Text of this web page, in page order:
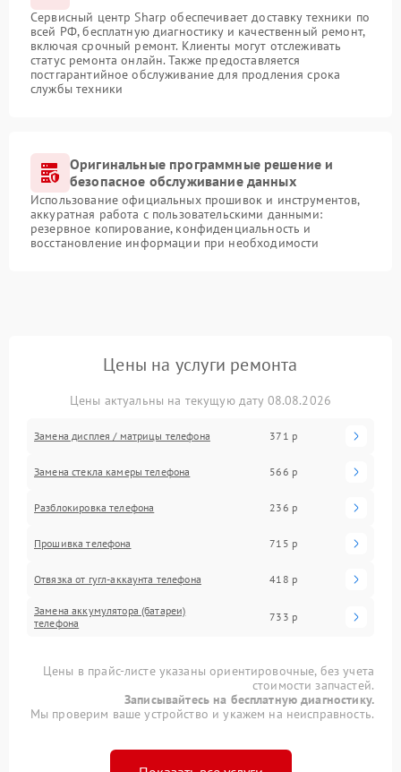
Сервисный центр Sharp обеспечивает доставку техники по
всей РФ, бесплатную диагностику и качественный ремонт,
включая срочный ремонт. Клиенты могут отслеживать
статус ремонта онлайн. Также предоставляется
постгарантийное обслуживание для продления срока
службы техники
Оригинальные программные решение и
безопасное обслуживание данных
Использование официальных прошивок и инструментов,
аккуратная работа с пользовательскими данными:
резервное копирование, конфиденциальность и
восстановление информации при необходимости
Цены на услуги ремонта
Цены актуальны на текущую дату 08.08.2026
Замена дисплея / матрицы телефона 371 р
Замена стекла камеры телефона 566 р
Разблокировка телефона 236 р
Прошивка телефона 715 р
Отвязка от гугл-аккаунта телефона 418 р
Замена аккумулятора (батареи)
телефона
733 р
Цены в прайс-листе указаны ориентировочные, без учета
стоимости запчастей.
Записывайтесь на бесплатную диагностику.
Мы проверим ваше устройство и укажем на неисправность.